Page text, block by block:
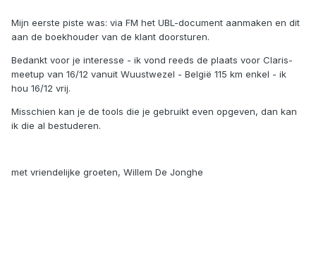
Mijn eerste piste was: via FM het UBL-document aanmaken en dit
aan de boekhouder van de klant doorsturen.
Bedankt voor je interesse - ik vond reeds de plaats voor Claris-
meetup van 16/12 vanuit Wuustwezel - België 115 km enkel - ik
hou 16/12 vrij.
Misschien kan je de tools die je gebruikt even opgeven, dan kan
ik die al bestuderen.
met vriendelijke groeten, Willem De Jonghe